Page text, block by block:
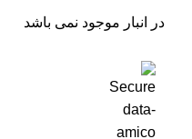
در انبار موجود نمی باشد